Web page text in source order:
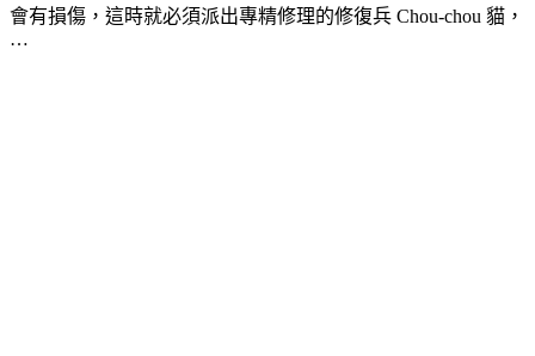
會有損傷，這時就必須派出專精修理的修復兵 Chou-chou 貓，
…